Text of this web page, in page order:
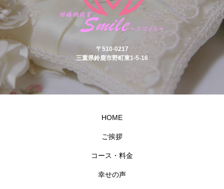
〒510-0217
三重県鈴鹿市野町東1-5-16
HOME
ご挨拶
コース・料金
幸せの声